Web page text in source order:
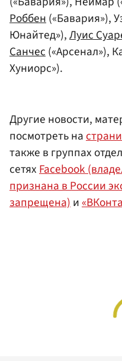
Роббен(«Бавария»),
Юнайтед»),Луис
Санчес(«Арсенал»),
Хуниорс»).
Другие новости,
посмотреть на
также в группах
сетяхFacebook
признана в России
запрещена)и